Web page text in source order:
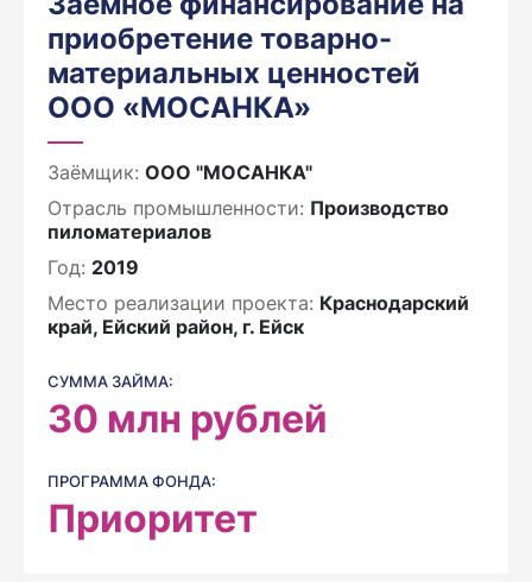
приобретение товарно-
материальных ценностей
ООО «МОСАНКА»
Заёмщик: ООО "МОСАНКА"
Отрасль промышленности: Производство
пиломатериалов
Год: 2019
Место реализации проекта: Краснодарский
край, Ейский район, г. Ейск
СУММА ЗАЙМА:
30 млн рублей
ПРОГРАММА ФОНДА:
Приоритет